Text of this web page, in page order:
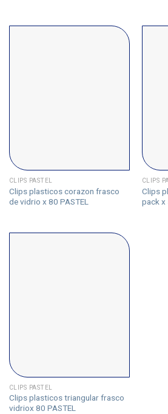
CLIPS PASTEL
Clips plasticos corazon frasco
de vidrio x 80 PASTEL
CLIPS
Clips
pack x
CLIPS PASTEL
Clips plasticos triangular frasco
vidriox 80 PASTEL